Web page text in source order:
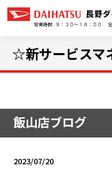
☆新サービスマ
飯山店ブログ
2023/07/20